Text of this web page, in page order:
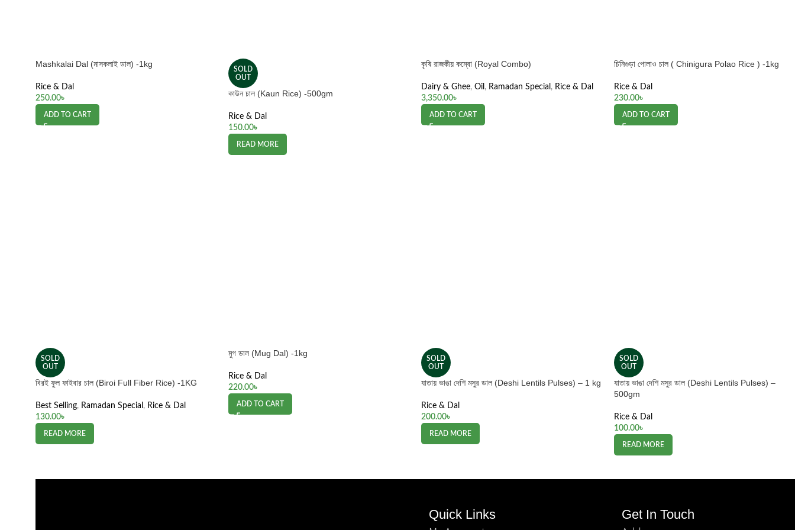
Mashkalai Dal (মাসকলাই ডাল) -1kg
Rice & Dal
250.00৳
ADD TO CART
SOLD
OUT
কাউন চাল (Kaun Rice) -500gm
Rice & Dal
150.00৳
READ MORE
কৃষি রাজকীয় কম্বো (Royal Combo)
Dairy & Ghee, Oil , Ramadan Special , Rice & Dal
3,350.00৳
ADD TO CART
চিনিগুড়া পোলাও চাল ( Chinigura Polao Rice ) -1kg
Rice & Dal
230.00৳
ADD TO CART
SOLD
OUT
বিরই ফুল ফাইবার চাল (Biroi Full Fiber Rice) -1KG
Best Selling, Ramadan Special , Rice & Dal
130.00৳
READ MORE
মুগ ডাল (Mug Dal) -1kg
Rice & Dal
220.00৳
ADD TO CART
SOLD
OUT
যাতায় ভাঙা দেশি মসুর ডাল (Deshi Lentils Pulses) – 1 kg
Rice & Dal
200.00৳
READ MORE
SOLD
OUT
যাতায় ভাঙা দেশি মসুর ডাল (Deshi Lentils Pulses) –
500gm
Rice & Dal
100.00৳
READ MORE
Quick Links Get In Touch